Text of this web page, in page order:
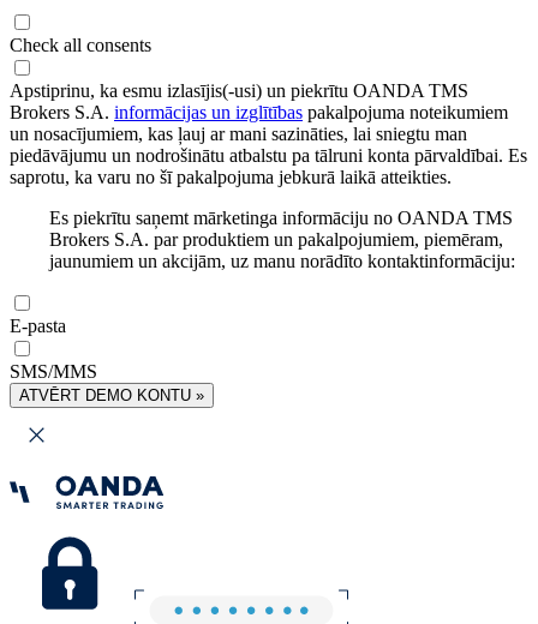
Check all consents
Apstiprinu, ka esmu izlasījis(-usi) un piekrītu OANDA TMS
Brokers S.A. informācijas un izglītības pakalpojuma noteikumiem
un nosacījumiem, kas ļauj ar mani sazināties, lai sniegtu man
piedāvājumu un nodrošinātu atbalstu pa tālruni konta pārvaldībai. Es
saprotu, ka varu no šī pakalpojuma jebkurā laikā atteikties.
Es piekrītu saņemt mārketinga informāciju no OANDA TMS
Brokers S.A. par produktiem un pakalpojumiem, piemēram,
jaunumiem un akcijām, uz manu norādīto kontaktinformāciju:
E-pasta
SMS/MMS
ATVĒRT DEMO KONTU »